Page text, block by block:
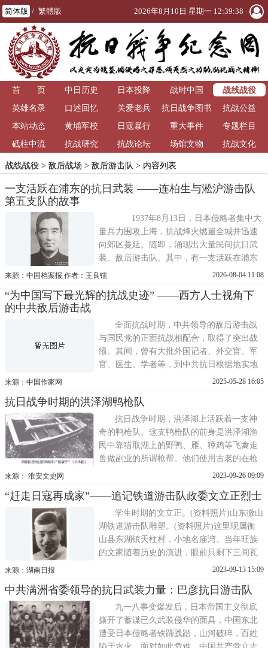
简体版 / 繁體版 2026年8月10日 星期一 12:39:38
首 页 中日历史 日本投降 战时中国
战线战役
英雄名录
口述回忆 关爱老兵
抗日战争图书
馆
抗战公益
本站动态
黄埔军校 日寇暴行 重大事件
专题栏目
砥柱中流
抗战研究 抗战论坛 场馆文物 抗战文化
战线战役> 敌后战场 > 敌后游击队 > 内容列表
一支活跃在浦东的抗日武装 ——连柏生与淞沪游击队
第五支队的故事
1937年8月13日，日本侵略者集中大
量兵力围攻上海，抗战烽火燃遍全城并迅速
向郊区蔓延。随即，涌现出大量民间抗日武
装、敌后游击队。其中，有一支活跃在浦东
南汇、川沙、奉贤地区的队伍——淞沪游击
队。连柏生 连柏生，上海南汇人，早年
1937年上海沦陷后，他与当地爱
来源：中国档案报 作者：王良镭 2026-08-04 11:08
“为中国写下最光辉的抗战史迹” ——西方人士视角下
的中共敌后游击战
全面抗战时期，中共领导的敌后游击战
与国民党的正面抗战相配合，取得了突出战
绩。其间，曾有大批外国记者、外交官、军
官、医生、学者等，到中共抗日根据地实地
考察，并写成大量纪实性著述。这些著述对
珍贵的史料价值，亦正面肯定了八路军和新
四军的战绩。是我见过的最克制的军队八路
军、新四军与中共领
来源：中国作家网 2025-05-28 16:05
抗日战争时期的洪泽湖鸭枪队
抗日战争时期，洪泽湖上活跃着一支神
奇的鸭枪队。这支鸭枪队的前身是洪泽湖渔
民中靠猎取湖上的野鸭、雁、獐鸡等飞禽走
兽做副业的所谓枪帮。他们使用古老的在枪
管里灌填火药和铁砂弹的长管猎枪，每人使
头(即有经验的枪手)领导下，穿着高至胸部
的牛皮叉(防水裤)，裹着白头巾，到湖区猎
获水上野禽。枪帮每年秋
来源： 淮安文史网 2023-09-26 09:09
“赶走日寇再成家”——追记铁道游击队政委文立正烈士
学生时期的文立正。(资料照片)山东微山
湖铁道游击队雕塑。(资料照片)这里现属衡
山县东湖镇天柱村，小地名庙湾。当年旺族
的文家随着历史的演进，眼前只剩下三间瓦
屋，但铁道游击队政委文立正的名字却写在
年，这里成为省级文物保护单位。1、铁道游
击队：中华民族又一个传奇1954年1月，长篇
小说《铁道游击队
来源：湖南日报 2023-09-13 15:09
中共满洲省委领导的抗日武装力量：巴彦抗日游击队
九一八事变爆发后，日本帝国主义彻底
撕开了蓄谋已久武装侵华的面具，中国东北
遭受日本侵略者铁蹄践踏，山河破碎，百姓